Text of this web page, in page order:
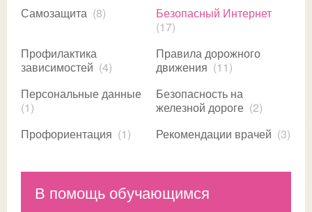
Самозащита (8)
Безопасный Интернет
(17)
Профилактика
зависимостей (4)
Правила дорожного
движения (11)
Персональные данные
(1)
Безопасность на
железной дороге (2)
Профориентация (1) Рекомендации врачей (3)
В помощь обучающимся